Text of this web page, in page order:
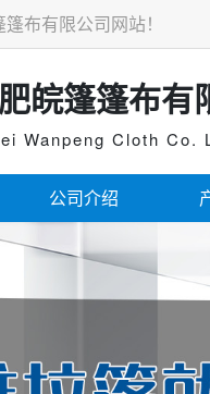
布有限公司网站！
皖篷篷布有
Wanpeng Cloth Co.
公司介绍